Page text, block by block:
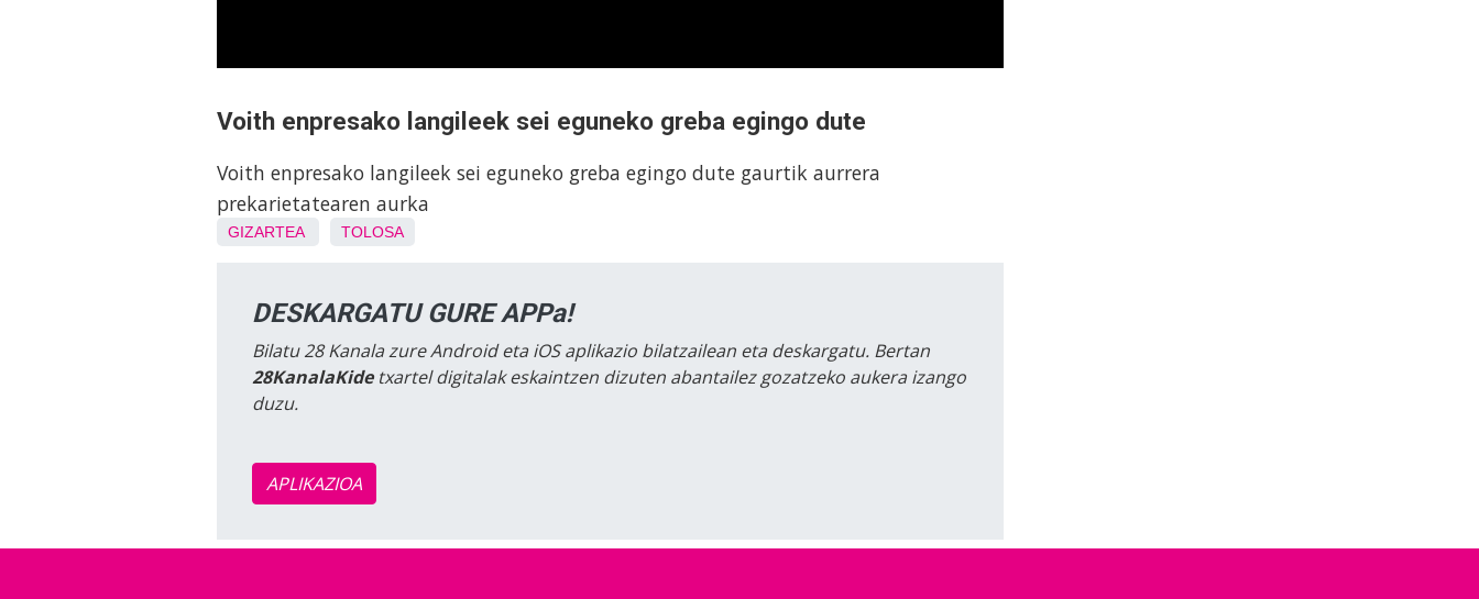
Voith enpresako langileek sei eguneko greba egingo dute
Voith enpresako langileek sei eguneko greba egingo dute gaurtik aurrera
prekarietatearen aurka
GIZARTEA TOLOSA
DESKARGATU GURE APPa!
Bilatu 28 Kanala zure Android eta iOS aplikazio bilatzailean eta deskargatu. Bertan
28KanalaKidetxartel digitalak eskaintzen dizuten abantailez gozatzeko aukera izango
duzu.
APLIKAZIOA